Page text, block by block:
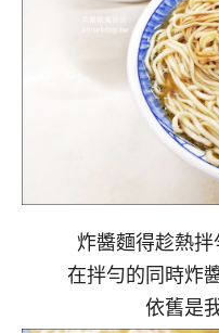
炸醬麵得趁熱
在拌勻的同時炸
依舊是